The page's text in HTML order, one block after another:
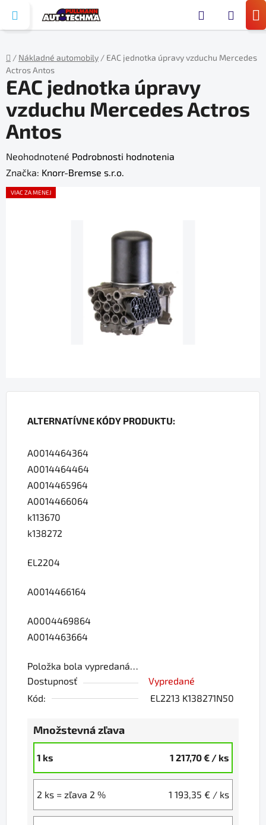
obsah
Domov
/ Nákladné automobily / EAC jednotka úpravy vzduchu Mercedes
Actros Antos
ALTERNATÍVNE KÓDY PRODUKTU:
A0014464364
A0014464464
A0014465964
A0014466064
k113670
k138272
EL2204
A0014466164
A0004469864
A0014463664
Položka bola vypredaná…
Dostupnosť
Vypredané
Kód:
EL2213 K138271N50
Množstevná zľava
1 ks 1 217,70 € / ks
2 ks = zľava 2 % 1 193,35 € / ks
EAC jednotka úpravy
vzduchu Mercedes Actros
Antos
Priemerné
hodnotenie
produktu
Neohodnotené Podrobnosti hodnotenia
Značka: Knorr-Bremse s.r.o.
VIAC ZA MENEJ